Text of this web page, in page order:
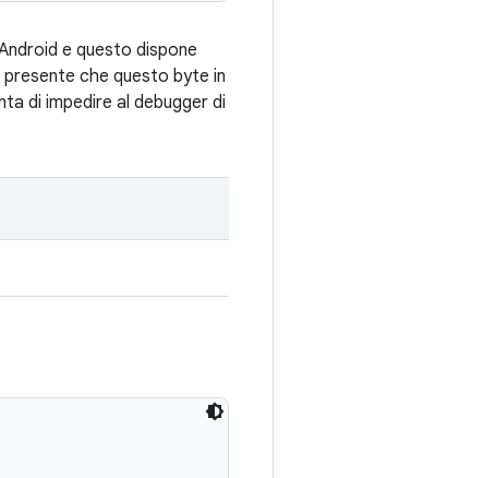
e questo dispone
presente che questo byte in
di impedire al debugger di